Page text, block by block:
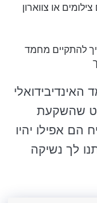
או צווארון
להתקיים מחמד
שהשקעת
הם אפילו יהיו
לך נשיקה